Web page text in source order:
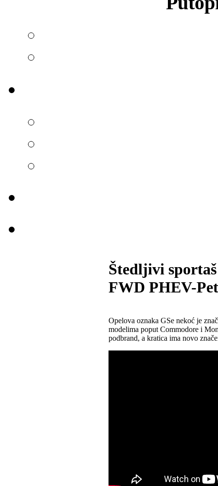
Štedljivi
FWD PHEV-
Opelova oznaka GSe nekoć je
modelima poput Commodore i
podbrand, a kratica ima novo